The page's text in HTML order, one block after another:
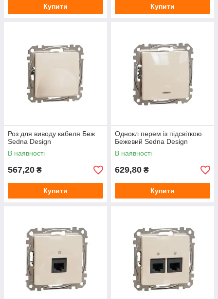
Купити Купити
Роз для виводу кабеля Беж
Sedna Design
В наявності
567,20 ₴
Купити
Однокл перем із підсвіткою
Бежевий Sedna Design
В наявності
629,80 ₴
Купити